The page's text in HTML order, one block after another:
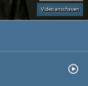
Video anschauen